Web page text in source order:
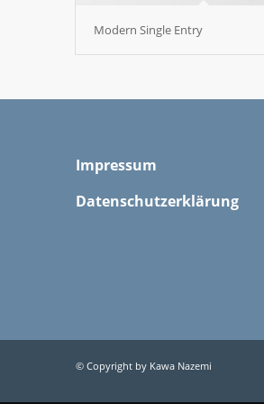
Modern Single Entry
Impressum
Datenschutzerklärung
© Copyright by Kawa Nazemi